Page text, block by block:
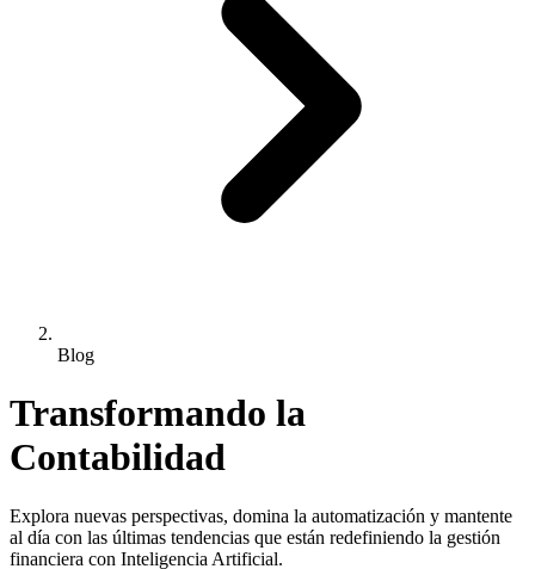
Blog
Transformando la
Contabilidad
Explora nuevas perspectivas, domina la automatización y mantente
al día con las últimas tendencias que están redefiniendo la gestión
financiera con Inteligencia Artificial.